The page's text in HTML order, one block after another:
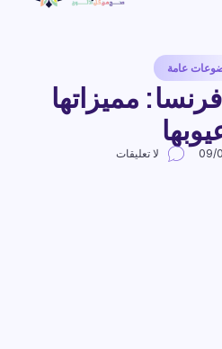
عامة
مميزاتها
09/ لا تعليقات